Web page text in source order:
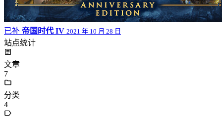
已补 帝国时代 IV 2021 年 10 月 28 日
站点统计
文章
7
分类
4